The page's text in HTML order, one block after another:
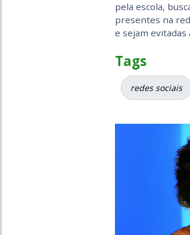
pela escola,
presentes na
e sejam evitadas
Tags
redes sociais